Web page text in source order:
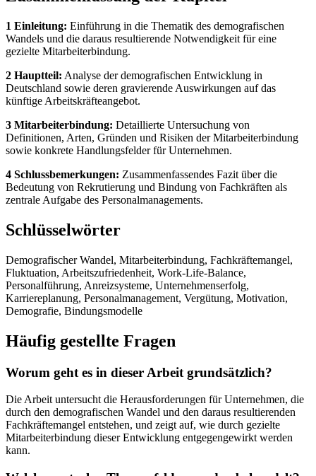
1 Einleitung: Einführung in die Thematik des demografischen
Wandels und die daraus resultierende Notwendigkeit für eine
gezielte Mitarbeiterbindung.
2 Hauptteil: Analyse der demografischen Entwicklung in
Deutschland sowie deren gravierende Auswirkungen auf das
künftige Arbeitskräfteangebot.
3 Mitarbeiterbindung: Detaillierte Untersuchung von
Definitionen, Arten, Gründen und Risiken der Mitarbeiterbindung
sowie konkrete Handlungsfelder für Unternehmen.
4 Schlussbemerkungen: Zusammenfassendes Fazit über die
Bedeutung von Rekrutierung und Bindung von Fachkräften als
zentrale Aufgabe des Personalmanagements.
Schlüsselwörter
Demografischer Wandel, Mitarbeiterbindung, Fachkräftemangel,
Fluktuation, Arbeitszufriedenheit, Work-Life-Balance,
Personalführung, Anreizsysteme, Unternehmenserfolg,
Karriereplanung, Personalmanagement, Vergütung, Motivation,
Demografie, Bindungsmodelle
Häufig gestellte Fragen
Worum geht es in dieser Arbeit grundsätzlich?
Die Arbeit untersucht die Herausforderungen für Unternehmen, die
durch den demografischen Wandel und den daraus resultierenden
Fachkräftemangel entstehen, und zeigt auf, wie durch gezielte
Mitarbeiterbindung dieser Entwicklung entgegengewirkt werden
kann.